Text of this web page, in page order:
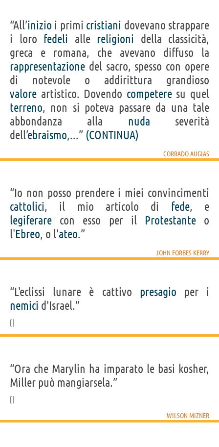
“All’inizio i primi cristiani dovevano strappare
i loro fedeli alle religioni della classicità,
greca e romana, che avevano diffuso la
rappresentazione del sacro, spesso con opere
di notevole o addirittura grandioso
valore artistico. Dovendo competeresu quel
terreno, non si poteva passare da una tale
abbondanza alla nuda severità
dell’ebraismo,...” (CONTINUA)
CORRADO AUGIAS
“Io non posso prendere i miei convincimenti
cattolici, il mio articolo di fede, e
legiferare con esso per il Protestanteo
l'Ebreo, o l'ateo.”
JOHN FORBES KERRY
“L'eclissi lunare è cattivo presagio per i
nemici d'Israel.”
“Ora che Marylin ha imparato le basi kosher,
Miller può mangiarsela.”
WILSON MIZNER